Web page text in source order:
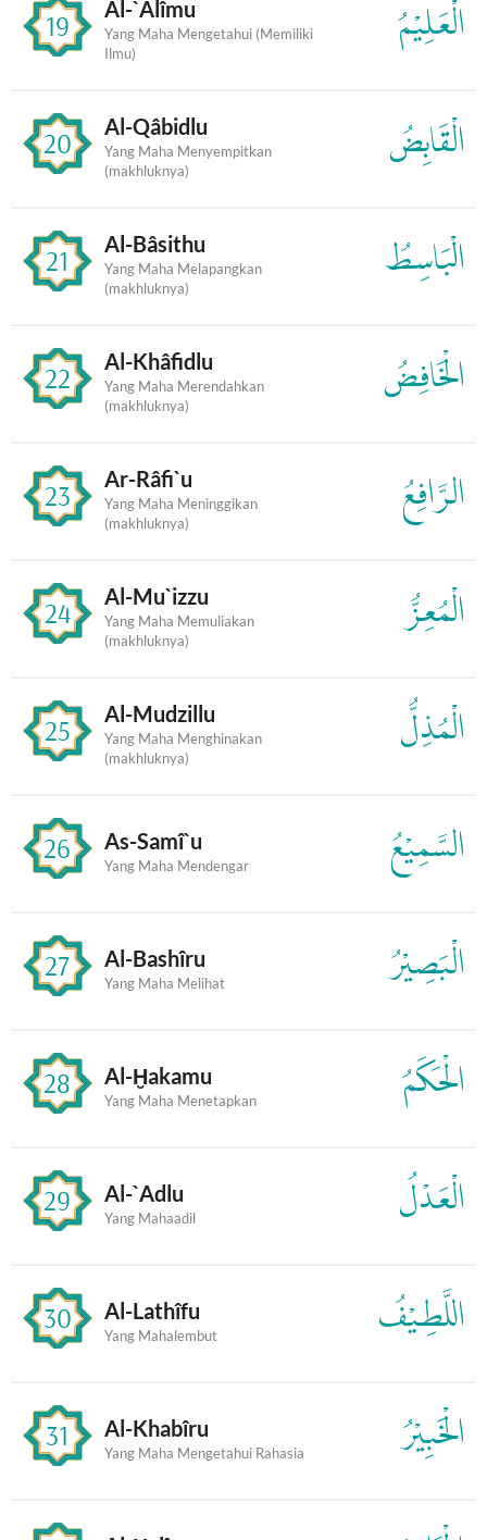
19 Al-`Alîmu
Yang Maha Mengetahui (Memiliki
Ilmu)
الْعَلِيْمُ
20 Al-Qâbidlu
Yang Maha Menyempitkan
(makhluknya)
الْقَابِضُ
21 Al-Bâsithu
Yang Maha Melapangkan
(makhluknya)
الْبَاسِطُ
22 Al-Khâfidlu
Yang Maha Merendahkan
(makhluknya)
الْخَافِضُ
23 Ar-Râfi`u
Yang Maha Meninggikan
(makhluknya)
الرَّافِعُ
24 Al-Mu`izzu
Yang Maha Memuliakan
(makhluknya)
الْمُعِزُّ
25 Al-Mudzillu
Yang Maha Menghinakan
(makhluknya)
الْمُذِلُّ
26 As-Samî`u
Yang Maha Mendengar السَّمِيْعُ
27 Al-Bashîru
Yang Maha Melihat الْبَصِيْرُ
28 Al-Ḫakamu
Yang Maha Menetapkan الْحَكَمُ
29 Al-`Adlu
Yang Mahaadil الْعَدْلُ
30 Al-Lathîfu
Yang Mahalembut اللَّطِيْفُ
31 Al-Khabîru
Yang Maha Mengetahui Rahasia الْخَبِيْرُ